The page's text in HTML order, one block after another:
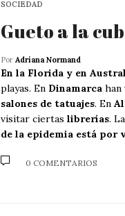
SOCIEDAD
Gueto a la
Por Adriana Normand
En la Florida y en
playas. En Dinamarca han
salones de tatuajes. En
visitar ciertas librerías. La
de la epidemia está por
0 COMENTARIOS